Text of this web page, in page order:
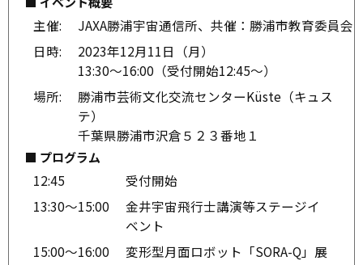
主催:
JAXA勝浦宇宙通信所、共催：勝浦市教育委員会
日時:
2023年12月11日（月）
13:30～16:00（受付開始12:45～）
場所:
勝浦市芸術文化交流センターKüste（キュス
テ）
千葉県勝浦市沢倉５２３番地１
■ プログラム
12:45
受付開始
13:30～15:00
金井宇宙飛行士講演等ステージイ
ベント
15:00～16:00
変形型月面ロボット「SORA-Q」展